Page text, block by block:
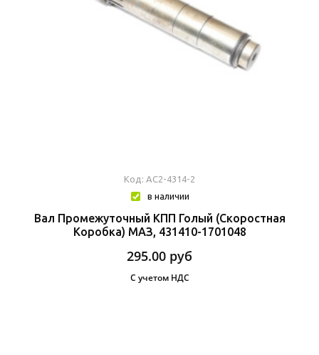
Код: АС2-4314-2
в наличии
Вал Промежуточный КПП Голый (скоростная
Коробка) МАЗ, 431410-1701048
295.00 руб
С учетом НДС